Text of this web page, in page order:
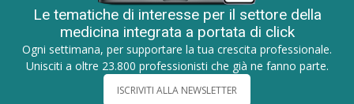
Le tematiche di interesse per il settore della
medicina integrata a portata di click
Ogni settimana, per supportare la tua crescita professionale.
Unisciti a oltre 23.800 professionisti che già ne fanno parte.
ISCRIVITI ALLA NEWSLETTER